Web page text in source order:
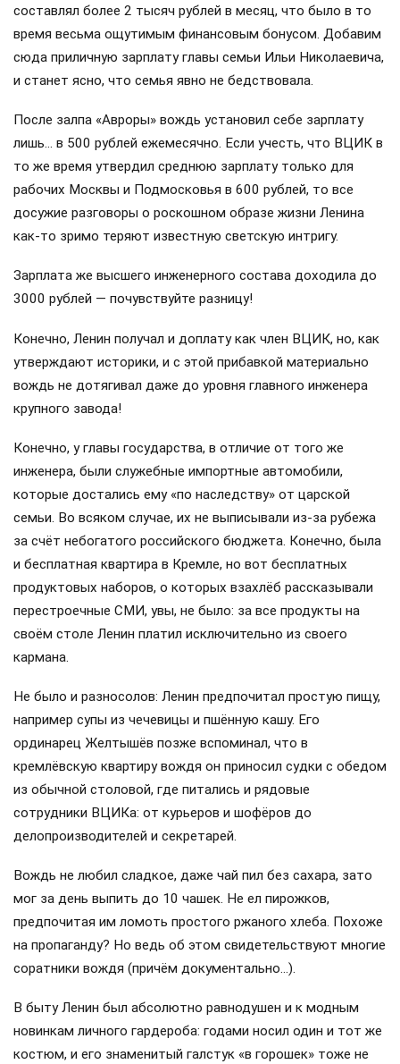
составлял более 2 тысяч рублей в месяц, что было в то
время весьма ощутимым финансовым бонусом. Добавим
сюда приличную зарплату главы семьи Ильи Николаевича,
и станет ясно, что семья явно не бедствовала.
После залпа «Авроры» вождь установил себе зарплату
лишь… в 500 рублей ежемесячно. Если учесть, что ВЦИК в
то же время утвердил среднюю зарплату только для
рабочих Москвы и Подмосковья в 600 рублей, то все
досужие разговоры о роскошном образе жизни Ленина
как-то зримо теряют известную светскую интригу.
Зарплата же высшего инженерного состава доходила до
3000 рублей — почувствуйте разницу!
Конечно, Ленин получал и доплату как член ВЦИК, но, как
утверждают историки, и с этой прибавкой материально
вождь не дотягивал даже до уровня главного инженера
крупного завода!
Конечно, у главы государства, в отличие от того же
инженера, были служебные импортные автомобили,
которые достались ему «по наследству» от царской
семьи. Во всяком случае, их не выписывали из-за рубежа
за счёт небогатого российского бюджета. Конечно, была
и бесплатная квартира в Кремле, но вот бесплатных
продуктовых наборов, о которых взахлёб рассказывали
перестроечные СМИ, увы, не было: за все продукты на
своём столе Ленин платил исключительно из своего
кармана.
Не было и разносолов: Ленин предпочитал простую пищу,
например супы из чечевицы и пшённую кашу. Его
ординарец Желтышёв позже вспоминал, что в
кремлёвскую квартиру вождя он приносил судки с обедом
из обычной столовой, где питались и рядовые
сотрудники ВЦИКа: от курьеров и шофёров до
делопроизводителей и секретарей.
Вождь не любил сладкое, даже чай пил без сахара, зато
мог за день выпить до 10 чашек. Не ел пирожков,
предпочитая им ломоть простого ржаного хлеба. Похоже
на пропаганду? Но ведь об этом свидетельствуют многие
соратники вождя (причём документально…).
В быту Ленин был абсолютно равнодушен и к модным
новинкам личного гардероба: годами носил один и тот же
костюм, и его знаменитый галстук «в горошек» тоже не